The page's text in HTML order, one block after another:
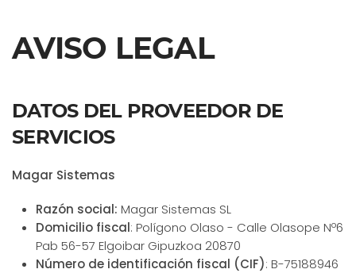
AVISO LEGAL
DATOS DEL PROVEEDOR DE
SERVICIOS
Magar Sistemas
Razón social: Magar Sistemas SL
Domicilio fiscal: Polígono Olaso - Calle Olasope Nº6
Pab 56-57 Elgoibar Gipuzkoa 20870
Número de identificación fiscal (CIF): B-75188946